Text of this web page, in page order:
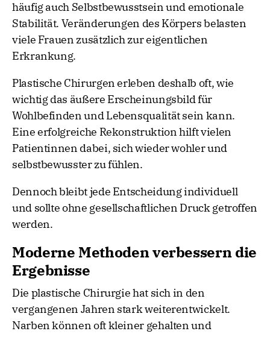
häufig auch Selbstbewusstsein und emotionale
Stabilität. Veränderungen des Körpers belasten
viele Frauen zusätzlich zur eigentlichen
Erkrankung.
Plastische Chirurgen erleben deshalb oft, wie
wichtig das äußere Erscheinungsbild für
Wohlbefinden und Lebensqualität sein kann.
Eine erfolgreiche Rekonstruktion hilft vielen
Patientinnen dabei, sich wieder wohler und
selbstbewusster zu fühlen.
Dennoch bleibt jede Entscheidung individuell
und sollte ohne gesellschaftlichen Druck getroffen
werden.
Moderne Methoden verbessern die
Ergebnisse
Die plastische Chirurgie hat sich in den
vergangenen Jahren stark weiterentwickelt.
Narben können oft kleiner gehalten und